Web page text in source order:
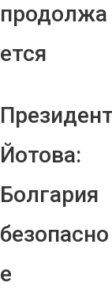
продолжа
ется
Президент
Йотова:
Болгария
безопасно
е